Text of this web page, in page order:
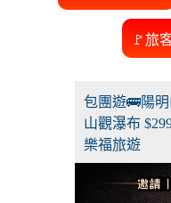
🚩旅
包團遊🚌陽
山觀瀑布
樂福旅遊